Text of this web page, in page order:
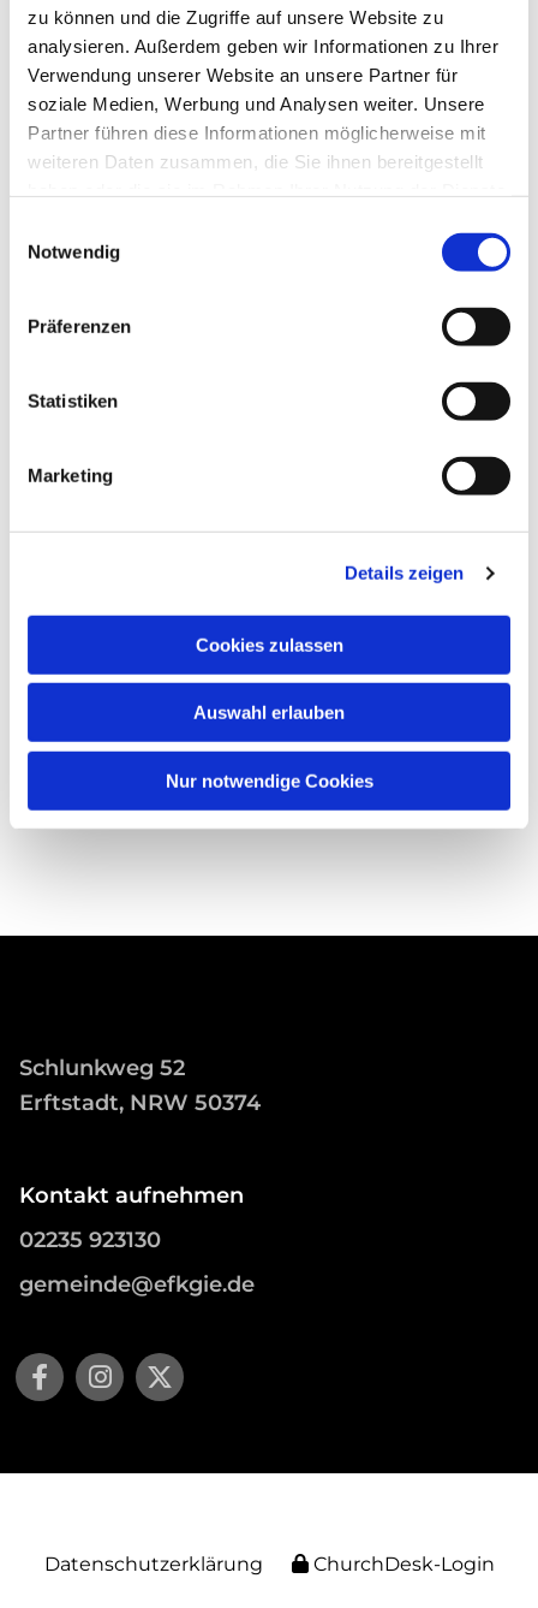
zu können und die Zugriffe auf unsere Website zu
analysieren. Außerdem geben wir Informationen zu Ihrer
Verwendung unserer Website an unsere Partner für
soziale Medien, Werbung und Analysen weiter. Unsere
Partner führen diese Informationen möglicherweise mit
weiteren Daten zusammen, die Sie ihnen bereitgestellt
Notwendig
Präferenzen
Statistiken
Marketing
Details zeigen
Cookies zulassen
Auswahl erlauben
Nur notwendige Cookies
Dies könnte Sie auch
Schlunkweg 52
Erftstadt, NRW 50374
Kontakt aufnehmen
02235 923130
gemeinde@efkgie.de
Datenschutzerklärung ChurchDesk-Login